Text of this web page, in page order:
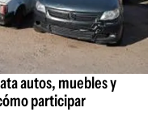
autos, muebles y
participar